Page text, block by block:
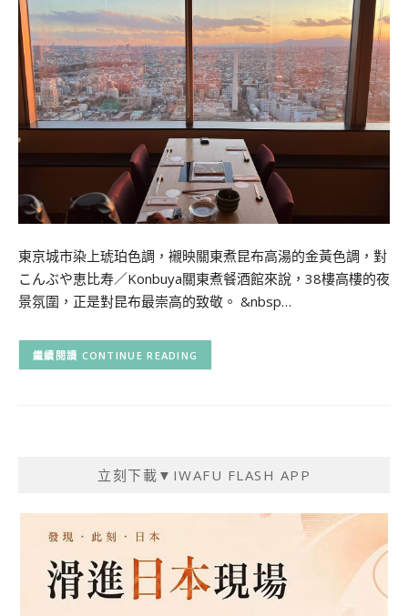
東京城市染上琥珀色調，襯映關東煮昆布高湯的金黃色調，對
こんぶや恵比寿／Konbuya關東煮餐酒館來說，38樓高樓的夜
景氛圍，正是對昆布最崇高的致敬。 &nbsp…
CONTINUE READING
立刻下載▼IWAFU FLASH APP